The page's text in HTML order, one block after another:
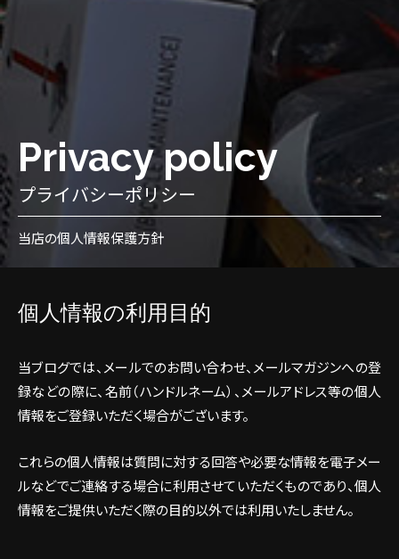
Privacy policy
プライバシーポリシー
当店の個人情報保護方針
個人情報の利用目的
当ブログでは、メールでのお問い合わせ、メールマガジンへの登
録などの際に、名前（ハンドルネーム）、メールアドレス等の個人
情報をご登録いただく場合がございます。
これらの個人情報は質問に対する回答や必要な情報を電子メー
ルなどでご連絡する場合に利用させていただくものであり、個人
情報をご提供いただく際の目的以外では利用いたしません。